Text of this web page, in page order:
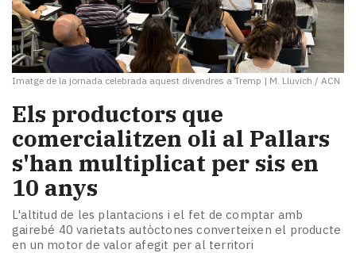
Imatge de la jornada celebrada aquest divendres a Tremp | M. Lluvich / ACN
Els productors que
comercialitzen oli al Pallars
s'han multiplicat per sis en
10 anys
L'altitud de les plantacions i el fet de comptar amb
gairebé 40 varietats autòctones converteixen el producte
en un motor de valor afegit per al territori